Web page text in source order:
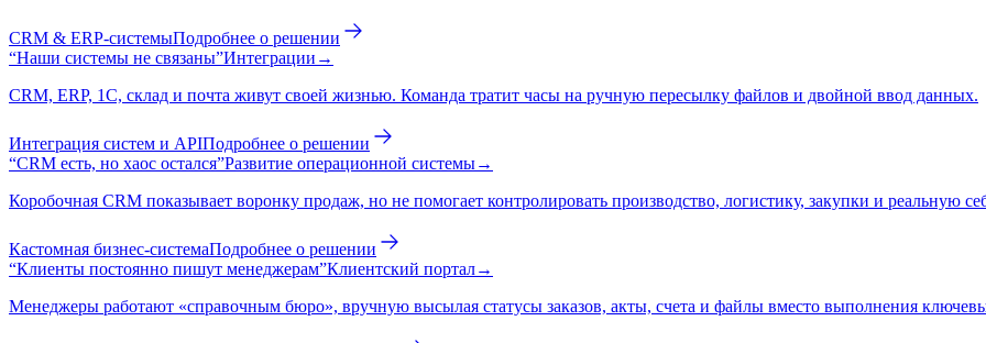
CRM & ERP-системыПодробнее о решении
“Наши системы не связаны”Интеграции →
CRM, ERP, 1С, склад и почта живут своей жизнью. Команда тратит часы на ручную пересылку файлов и двойной ввод данных.
Интеграция систем и APIПодробнее о решении
“CRM есть, но хаос остался”Развитие операционной системы→
Коробочная CRM показывает воронку продаж, но не помогает контролировать производство, логистику, закупки и реальную
Кастомная бизнес-системаПодробнее о решении
“Клиенты постоянно пишут менеджерам”Клиентский портал→
Менеджеры работают «справочным бюро», вручную высылая статусы заказов, акты, счета и файлы вместо выполнения